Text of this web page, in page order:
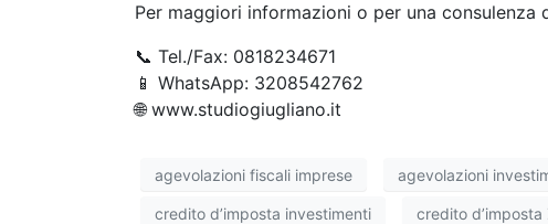
Per maggiori informazioni o per una consulenza
📞 Tel./Fax: 0818234671
📱 WhatsApp: 3208542762
🌐 www.studiogiugliano.it
agevolazioni fiscali imprese agevolazioni
credito d’imposta investimenti credito d’imposta